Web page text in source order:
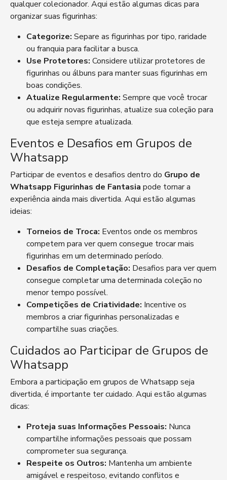
qualquer colecionador. Aqui estão algumas dicas para
organizar suas figurinhas:
Categorize: Separe as figurinhas por tipo, raridade
ou franquia para facilitar a busca.
Use Protetores: Considere utilizar protetores de
figurinhas ou álbuns para manter suas figurinhas em
boas condições.
Atualize Regularmente: Sempre que você trocar
ou adquirir novas figurinhas, atualize sua coleção para
que esteja sempre atualizada.
Eventos e Desafios em Grupos de
Whatsapp
Participar de eventos e desafios dentro do Grupo de
Whatsapp Figurinhas de Fantasia pode tornar a
experiência ainda mais divertida. Aqui estão algumas
ideias:
Torneios de Troca: Eventos onde os membros
competem para ver quem consegue trocar mais
figurinhas em um determinado período.
Desafios de Completação: Desafios para ver quem
consegue completar uma determinada coleção no
menor tempo possível.
Competições de Criatividade: Incentive os
membros a criar figurinhas personalizadas e
compartilhe suas criações.
Cuidados ao Participar de Grupos de
Whatsapp
Embora a participação em grupos de Whatsapp seja
divertida, é importante ter cuidado. Aqui estão algumas
dicas:
Proteja suas Informações Pessoais: Nunca
compartilhe informações pessoais que possam
comprometer sua segurança.
Respeite os Outros: Mantenha um ambiente
amigável e respeitoso, evitando conflitos e